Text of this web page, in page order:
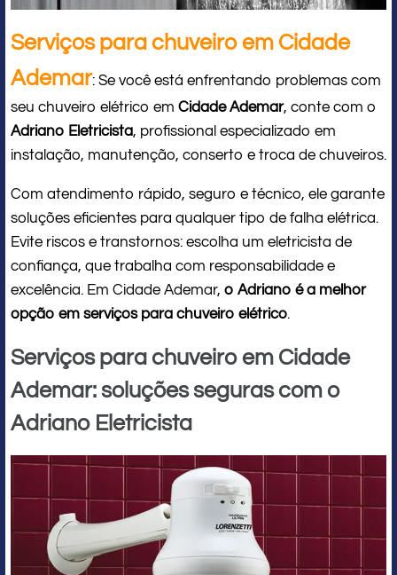
Serviços para chuveiro em Cidade
Ademar: Se você está enfrentando problemas com
seu chuveiro elétrico em Cidade Ademar, conte com o
Adriano Eletricista, profissional especializado em
instalação, manutenção, conserto e troca de chuveiros.
Com atendimento rápido, seguro e técnico, ele garante
soluções eficientes para qualquer tipo de falha elétrica.
Evite riscos e transtornos: escolha um eletricista de
confiança, que trabalha com responsabilidade e
excelência. Em Cidade Ademar, o Adriano é a melhor
opção em serviços para chuveiro elétrico.
Serviços para chuveiro em Cidade
Ademar: soluções seguras com o
Adriano Eletricista